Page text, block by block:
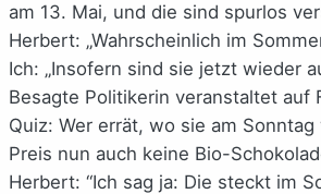
am 13. Mai, und die sind spurlos
Herbert: „Wahrscheinlich im
Ich: „Insofern sind sie jetzt wieder
Besagte Politikerin veranstaltet auf
Quiz: Wer errät, wo sie am Sonntag
Preis nun auch keine Bio-
Herbert: “Ich sag ja: Die steckt im